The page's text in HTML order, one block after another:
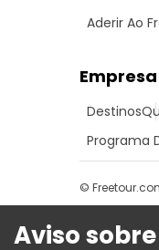
Aderir Ao
Empresa
Destinos
Programa
©
Aviso